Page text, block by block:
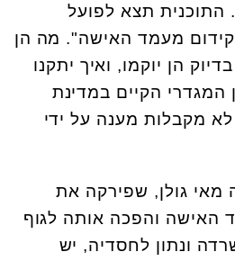
התוכנית תצא לפועל
מעמד האישה". מה הן
הן יוקמו, ואיך יתקנו
המגדרי הקיים במדינת
מקבלות מענה על ידי
גולן, שפירקה את
האישה והפכה אותה לגוף
ונתון לחסדיה, יש